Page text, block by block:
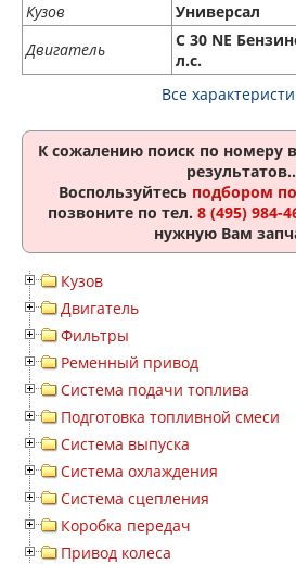
Кузов
Универсал
Двигатель
C 30 NE
л.с.
Все
К сожалению поиск по номеру
Воспользуйтесь подбором
позвоните по тел. 8 (495) 984-
нужную Вам
Кузов
Двигатель
Фильтры
Ременный привод
Система подачи топлива
Подготовка топливной смеси
Система выпуска
Система охлаждения
Система сцепления
Коробка передач
Привод колеса